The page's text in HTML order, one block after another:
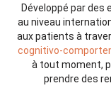
Développé par
au niveau
aux patients à
cognitivo-
à tout moment,
prendre des